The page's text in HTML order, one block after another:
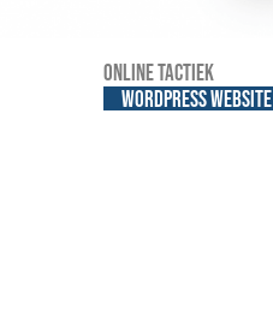
Online Tactiek
WordPress website